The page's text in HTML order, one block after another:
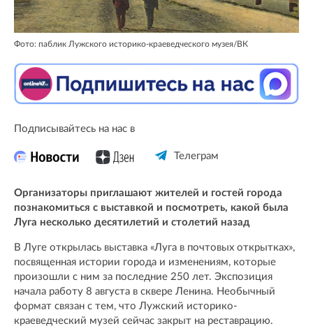
Фото: паблик Лужского историко-краеведческого музея/ВК
Подписывайтесь на нас в
Телеграм
Организаторы приглашают жителей и гостей города
познакомиться с выставкой и посмотреть, какой была
Луга несколько десятилетий и столетий назад
В Луге открылась выставка «Луга в почтовых открытках»,
посвященная истории города и изменениям, которые
произошли с ним за последние 250 лет. Экспозиция
начала работу 8 августа в сквере Ленина. Необычный
формат связан с тем, что Лужский историко-
краеведческий музей сейчас закрыт на реставрацию.